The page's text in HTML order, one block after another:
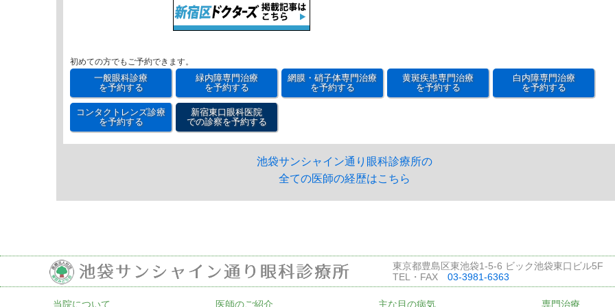
初めての方でもご予約できます。
一般眼科診療
を予約する
緑内障専門治療
を予約する
網膜・硝子体専門治療
を予約する
黄斑疾患専門治療
を予約する
白内障専門治療
を予約する
コンタクトレンズ診療
を予約する
新宿東口眼科医院
での診察を予約する
池袋サンシャイン通り眼科診療所の
全ての医師の経歴はこちら
東京都豊島区東池袋1-5-6 ビック池袋東口ビル5F
TEL・FAX 03-3981-6363
当院について 医師のご紹介 主な目の病気 専門治療